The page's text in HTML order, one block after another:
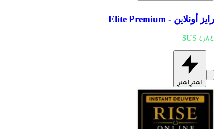
رايز أونلاين - Elite Premium
اشترِ اشترِ